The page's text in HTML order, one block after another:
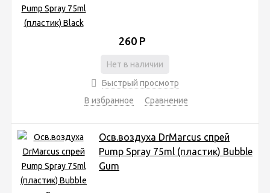
260 Р
Нет в наличии
Быстрый просмотр
В избранное
Сравнение
Осв.воздуха DrMarcus спрей
Pump Spray 75ml (пластик) Bubble
Gum